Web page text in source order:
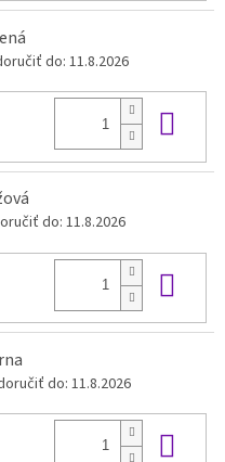
do:11.8.2026
do:11.8.2026
do:11.8.2026